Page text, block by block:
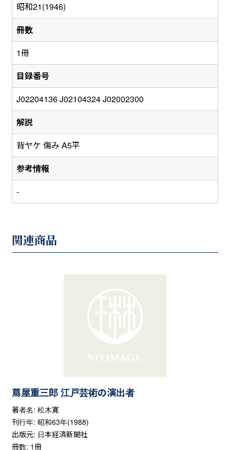
昭和21(1946)
冊数
1冊
目録番号
J02204136 J02104324 J02002300
解説
背ヤケ 傷み A5平
参考情報
-
関連商品
蔦屋重三郎 江戸芸術の演出者
著者名: 松木寛
刊行年: 昭和63年(1988)
出版元: 日本経済新聞社
冊数: 1冊